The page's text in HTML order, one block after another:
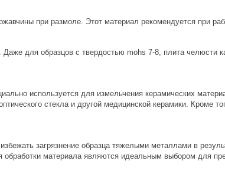
при размоле. Этот материал рекомендуется при
для образцов с твердостью mohs 7-8, плита челюсти
используется для измельчения керамических
стекла и другой медицинской керамики. Кроме
загрязнение образца тяжелыми металлами в
материала являются идеальным выбором для